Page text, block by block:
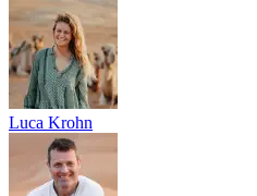
Luca Krohn